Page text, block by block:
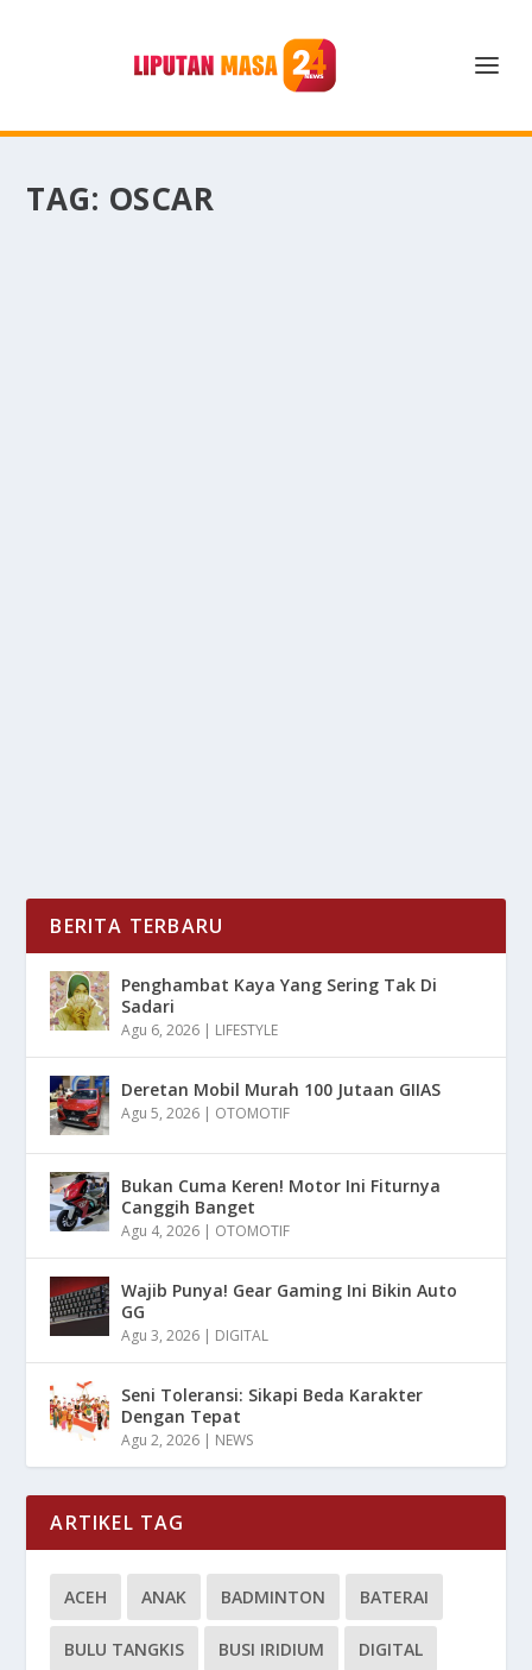
TAG: OSCAR
BERITA TERBARU
Penghambat Kaya Yang Sering Tak Di
Sadari
Agu 6, 2026 | LIFESTYLE
Deretan Mobil Murah 100 Jutaan GIIAS
Agu 5, 2026 | OTOMOTIF
Bukan Cuma Keren! Motor Ini Fiturnya
Canggih Banget
Agu 4, 2026 | OTOMOTIF
Wajib Punya! Gear Gaming Ini Bikin Auto
GG
Agu 3, 2026 | DIGITAL
Seni Toleransi: Sikapi Beda Karakter
Dengan Tepat
Agu 2, 2026 | NEWS
ARTIKEL TAG
ACEH ANAK BADMINTON BATERAI
BULU TANGKIS BUSI IRIDIUM DIGITAL